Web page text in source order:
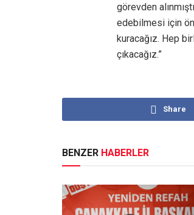
görevden
edebilmesi için
kuracağız. Hep
çıkacağız.”
Share
BENZER HABERLER